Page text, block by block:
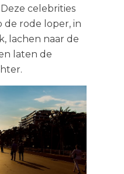
celebrities
rode loper, in
lachen naar de
laten de